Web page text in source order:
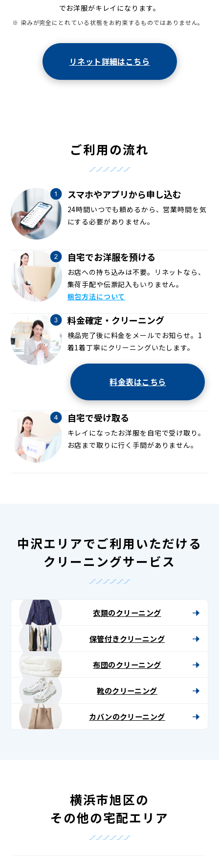
でお洋服がキレイになります。
※ 染みが完全にとれている状態をお約束するものではありません。
リネット詳細はこちら
ご利用の流れ
スマホやアプリから申し込む
24時間いつでも頼めるから、営業時間を気
にする必要がありません。
自宅でお洋服を預ける
お店への持ち込みは不要。リネットなら、
集荷手配や伝票記入もいりません。
梱包方法について
料金確定・クリーニング
検品完了後に料金をメールでお知らせ。1
着1着丁寧にクリーニングいたします。
料金表はこちら
自宅で受け取る
キレイになったお洋服を自宅で受け取り。
お店まで取りに行く手間がありません。
中沢エリアでご利用いただける
クリーニングサービス
衣類のクリーニング
保管付きクリーニング
布団のクリーニング
靴のクリーニング
カバンのクリーニング
横浜市旭区の
その他の宅配エリア